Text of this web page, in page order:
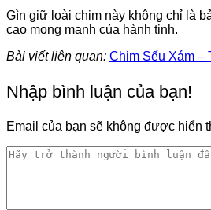
Gìn giữ loài chim này không chỉ là
cao mong manh của hành tinh.
Bài viết liên quan: Chim Sếu Xám –
Nhập bình luận của bạn!
Email của bạn sẽ không được hiển